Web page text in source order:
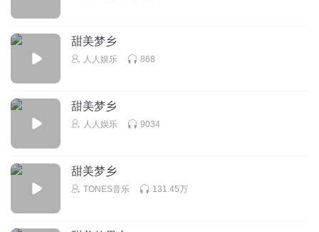
甜美梦乡
人人娱乐 868
甜美梦乡
人人娱乐 9034
甜美梦乡
TONES音乐 131.45万